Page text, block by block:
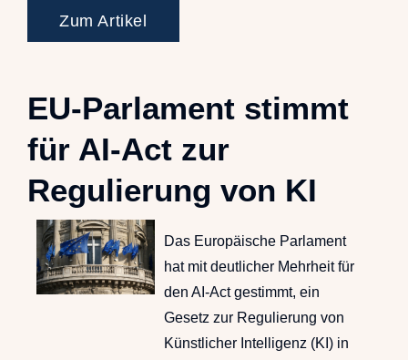
Zum Artikel
EU-Parlament stimmt
für AI-Act zur
Regulierung von KI
Das Europäische Parlament
hat mit deutlicher Mehrheit für
den AI-Act gestimmt, ein
Gesetz zur Regulierung von
Künstlicher Intelligenz (KI) in